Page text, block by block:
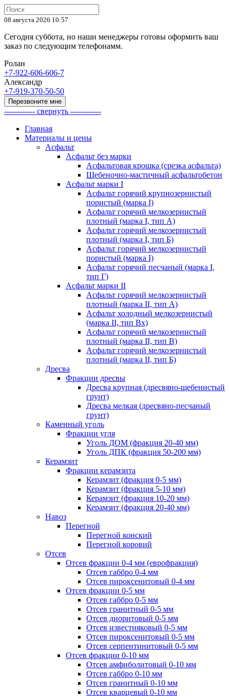
08 августа 2026 10:57
Сегодня суббота, но наши менеджеры готовы оформить ваш
заказ по следующим телефонамм.
Ролан
+7-922-606-606-7
Александр
+7-919-370-50-50
Перезвоните мне
------------ свернуть ------------
Главная
Материалы и цены
Асфальт
Асфальт без марки
Асфальтовая крошка (срезка асфальта)
Щебеночно-мастичный асфальтобетон
Асфальт марки I
Асфальт горячий крупнозернистый
пористый (марка I)
Асфальт горячий мелкозернистый
плотный (марка I, тип А)
Асфальт горячий мелкозернистый
плотный (марка I, тип Б)
Асфальт горячий мелкозернистый
пористый (марка I)
Асфальт горячий песчаный (марка I,
тип Г)
Асфальт марки II
Асфальт горячий мелкозернистый
плотный (марка II, тип А)
Асфальт холодный мелкозернистый
(марка II, тип Вх)
Асфальт горячий мелкозернистый
плотный (марка II, тип В)
Асфальт горячий мелкозернистый
плотный (марка II, тип Б)
Дресва
Фракции дресвы
Дресва крупная (дресвяно-щебенистый
грунт)
Дресва мелкая (дресвяно-песчаный
грунт)
Каменный уголь
Фракции угля
Уголь ДОМ (фракция 20-40 мм)
Уголь ДПК (фракция 50-200 мм)
Керамзит
Фракции керамзита
Керамзит (фракция 0-5 мм)
Керамзит (фракция 5-10 мм)
Керамзит (фракция 10-20 мм)
Керамзит (фракция 20-40 мм)
Навоз
Перегной
Перегной конский
Перегной коровий
Отсев
Отсев фракции 0-4 мм (еврофракция)
Отсев габбро 0-4 мм
Отсев пироксенитовый 0-4 мм
Отсев фракции 0-5 мм
Отсев габбро 0-5 мм
Отсев гранитный 0-5 мм
Отсев диоритовый 0-5 мм
Отсев известняковый 0-5 мм
Отсев пироксенитовый 0-5 мм
Отсев серпентинитовый 0-5 мм
Отсев фракции 0-10 мм
Отсев амфиболитовый 0-10 мм
Отсев габбро 0-10 мм
Отсев гранитный 0-10 мм
Отсев кварцевый 0-10 мм